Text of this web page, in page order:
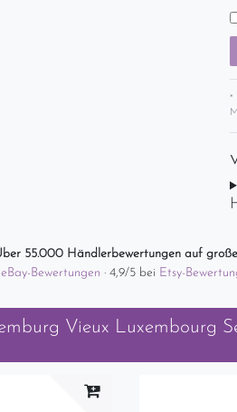
*
55.000 Händlerbewertungen auf
eBay-Bewertungen · 4,9/5 bei Etsy-
Vieux Luxembourg